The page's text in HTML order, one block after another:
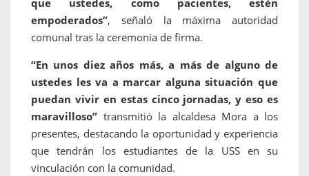
que ustedes, como pacientes, estén
empoderados”, señaló la máxima autoridad
comunal tras la ceremonia de firma.
“En unos diez años más, a más de alguno de
ustedes les va a marcar alguna situación que
puedan vivir en estas cinco jornadas, y eso es
maravilloso” transmitió la alcaldesa Mora a los
presentes, destacando la oportunidad y experiencia
que tendrán los estudiantes de la USS en su
vinculación con la comunidad.